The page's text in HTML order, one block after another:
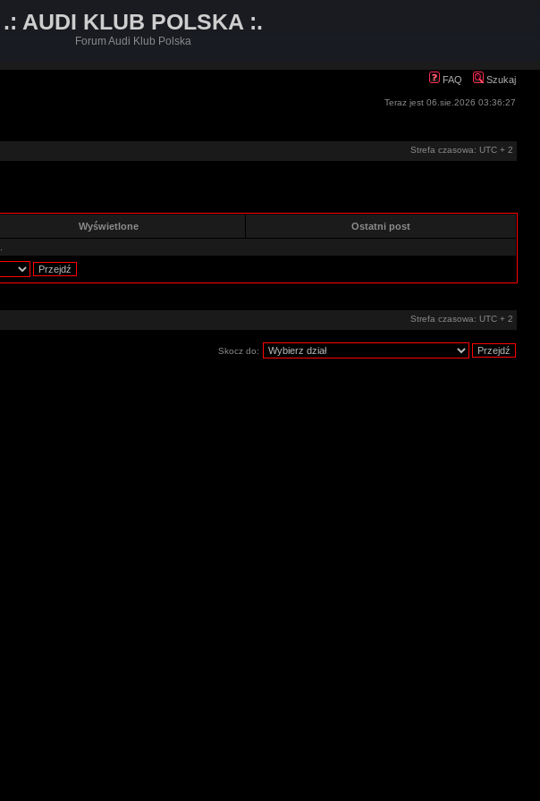
.: AUDI KLUB POLSKA :.
Forum Audi Klub Polska
FAQ Szukaj
Teraz jest 06.sie.2026 03:36:27
Strefa czasowa: UTC + 2
Wyświetlone Ostatni post
Strefa czasowa: UTC + 2
Skocz do: